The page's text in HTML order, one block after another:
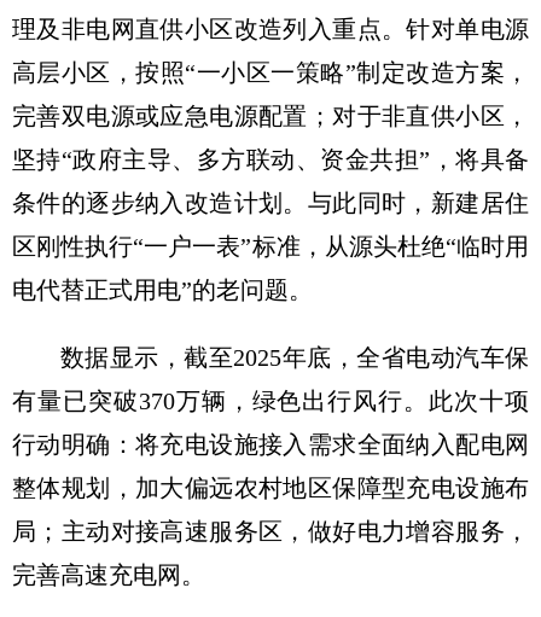
理及非电网直供小区改造列入重点。针对单电源
高层小区，按照“一小区一策略”制定改造方案，
完善双电源或应急电源配置；对于非直供小区，
坚持“政府主导、多方联动、资金共担”，将具备
条件的逐步纳入改造计划。与此同时，新建居住
区刚性执行“一户一表”标准，从源头杜绝“临时用
电代替正式用电”的老问题。
数据显示，截至2025年底，全省电动汽车保
有量已突破370万辆，绿色出行风行。此次十项
行动明确：将充电设施接入需求全面纳入配电网
整体规划，加大偏远农村地区保障型充电设施布
局；主动对接高速服务区，做好电力增容服务，
完善高速充电网。